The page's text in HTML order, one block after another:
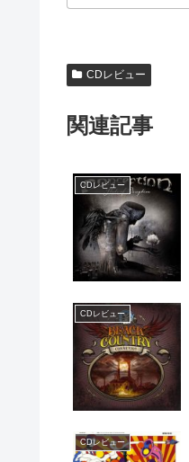
CDレビュー
関連記事
CDレビュー
CDレビュー
CDレビュー